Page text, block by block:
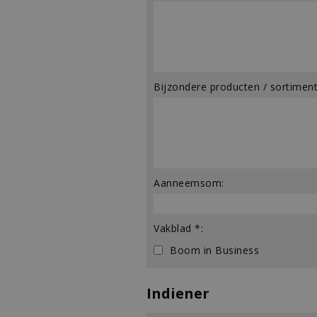
Bijzondere producten /
Aanneemsom:
Vakblad *:
Boom in Business
Indiener